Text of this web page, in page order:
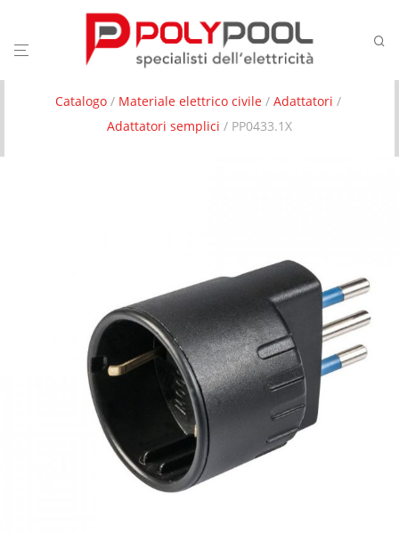
Catalogo/ Materiale elettrico civile/ Adattatori /
Adattatori semplici / PP0433.1X